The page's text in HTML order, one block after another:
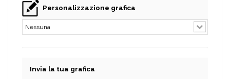
Personalizzazione grafica
Invia la tua grafica